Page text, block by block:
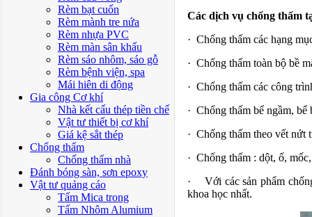
Rèm bạt cuốn
Rèm mành tre nứa
Rèm nhựa PVC
Rèm màn sân khấu
Rèm sáo nhôm, sáo gỗ
Rèm bệnh viện, spa
Mái hiên di động
Gia công Cơ khí
Nhà kết cấu thép tiền chế
Vật tư thiết bị cơ khí
Giá kệ sắt thép
Chống thấm
Chống thấm nhà
Đánh bóng sàn, sơn epoxy
Vật tư quảng cáo
Tấm Mica trong
Tấm Nhôm Alumium
Các dịch vụ chống thấm
· Chống thấm các hạng
· Chống thấm toàn bộ bề
· Chống thấm các công
· Chống thấm bể ngầm,
· Chống thấm theo vết nứt
· Chống thấm : dột, ố,
· Với các sản phẩm
khoa học nhất.